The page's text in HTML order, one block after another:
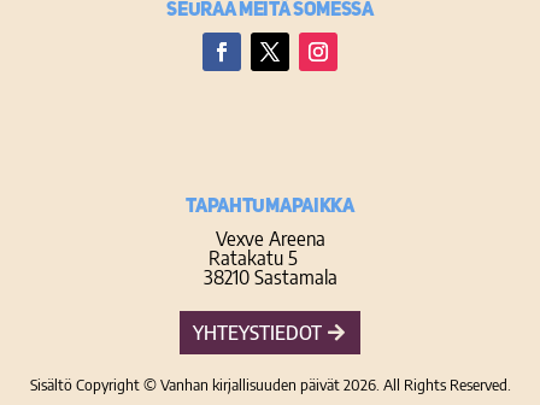
Seuraa meitä somessa
TAPAHTUMAPAIKKA
Vexve Areena
Ratakatu 5
38210 Sastamala
YHTEYSTIEDOT
Sisältö Copyright © Vanhan kirjallisuuden päivät 2026. All Rights Reserved.